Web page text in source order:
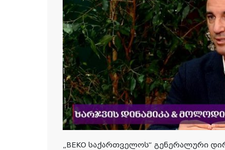
„BEKO საქართველოს“ გენერალური